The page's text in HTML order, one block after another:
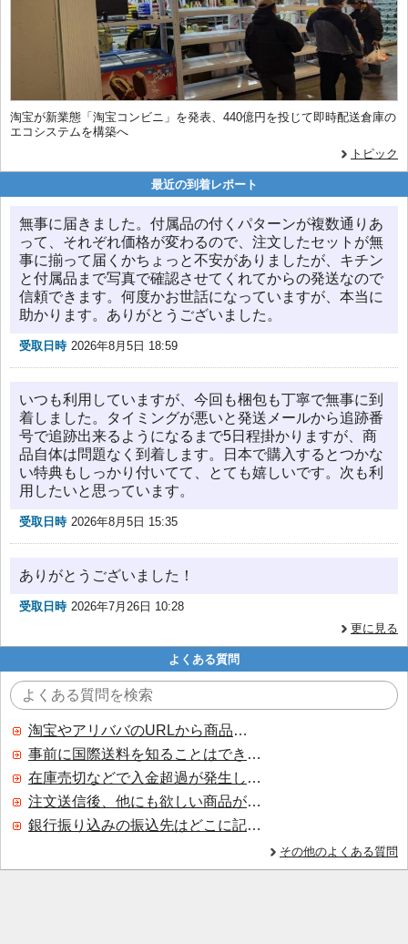
淘宝が新業態「淘宝コンビニ」を発表、440億円を投じて即時配送倉庫の
エコシステムを構築へ
トピック
最近の到着レポート
無事に届きました。付属品の付くパターンが複数通りあ
って、それぞれ価格が変わるので、注文したセットが無
事に揃って届くかちょっと不安がありましたが、キチン
と付属品まで写真で確認させてくれてからの発送なので
信頼できます。何度かお世話になっていますが、本当に
助かります。ありがとうございました。
受取日時 2026年8月5日 18:59
いつも利用していますが、今回も梱包も丁寧で無事に到
着しました。タイミングが悪いと発送メールから追跡番
号で追跡出来るようになるまで5日程掛かりますが、商
品自体は問題なく到着します。日本で購入するとつかな
い特典もしっかり付いてて、とても嬉しいです。次も利
用したいと思っています。
受取日時 2026年8月5日 15:35
ありがとうございました！
受取日時 2026年7月26日 10:28
更に見る
よくある質問
淘宝やアリババのURLから商品を探すことはできますか？
事前に国際送料を知ることはできますか？
在庫売切などで入金超過が発生した場合はいつ返金されますか？
注文送信後、他にも欲しい商品が見つかった場合、追加注文できますか？
銀行振り込みの振込先はどこに記載されていますか？
その他のよくある質問